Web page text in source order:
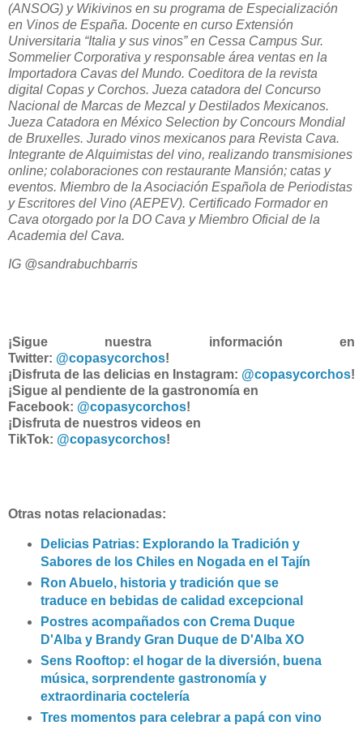
(ANSOG) y Wikivinos en su programa de Especialización
en Vinos de España. Docente en curso Extensión
Universitaria “Italia y sus vinos” en Cessa Campus Sur.
Sommelier Corporativa y responsable área ventas en la
Importadora Cavas del Mundo. Coeditora de la revista
digital Copas y Corchos. Jueza catadora del Concurso
Nacional de Marcas de Mezcal y Destilados Mexicanos.
Jueza Catadora en México Selection by Concours Mondial
de Bruxelles. Jurado vinos mexicanos para Revista Cava.
Integrante de Alquimistas del vino, realizando transmisiones
online; colaboraciones con restaurante Mansión; catas y
eventos. Miembro de la Asociación Española de Periodistas
y Escritores del Vino (AEPEV). Certificado Formador en
Cava otorgado por la DO Cava y Miembro Oficial de la
Academia del Cava.
IG @sandrabuchbarris
¡Sigue nuestra información en
Twitter: @copasycorchos!
¡Disfruta de las delicias en Instagram: @copasycorchos!
¡Sigue al pendiente de la gastronomía en
Facebook: @copasycorchos!
¡Disfruta de nuestros videos en
TikTok: @copasycorchos!
Otras notas relacionadas:
Delicias Patrias: Explorando la Tradición y
Sabores de los Chiles en Nogada en el Tajín
Ron Abuelo, historia y tradición que se
traduce en bebidas de calidad excepcional
Postres acompañados con Crema Duque
D'Alba y Brandy Gran Duque de D'Alba XO
Sens Rooftop: el hogar de la diversión, buena
música, sorprendente gastronomía y
extraordinaria coctelería
Tres momentos para celebrar a papá con vino